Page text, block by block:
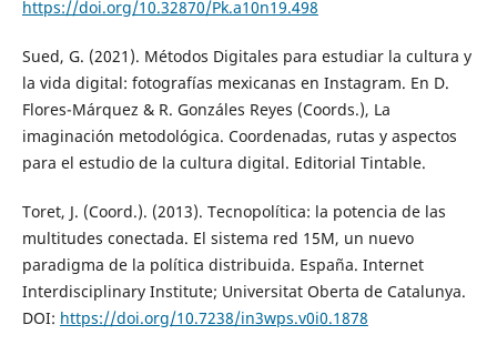
https://doi.org/10.32870/Pk.a10n19.498
Sued, G. (2021). Métodos Digitales para estudiar la cultura y
la vida digital: fotografías mexicanas en Instagram. En D.
Flores-Márquez & R. Gonzáles Reyes (Coords.), La
imaginación metodológica. Coordenadas, rutas y aspectos
para el estudio de la cultura digital. Editorial Tintable.
Toret, J. (Coord.). (2013). Tecnopolítica: la potencia de las
multitudes conectada. El sistema red 15M, un nuevo
paradigma de la política distribuida. España. Internet
Interdisciplinary Institute; Universitat Oberta de Catalunya.
DOI: https://doi.org/10.7238/in3wps.v0i0.1878